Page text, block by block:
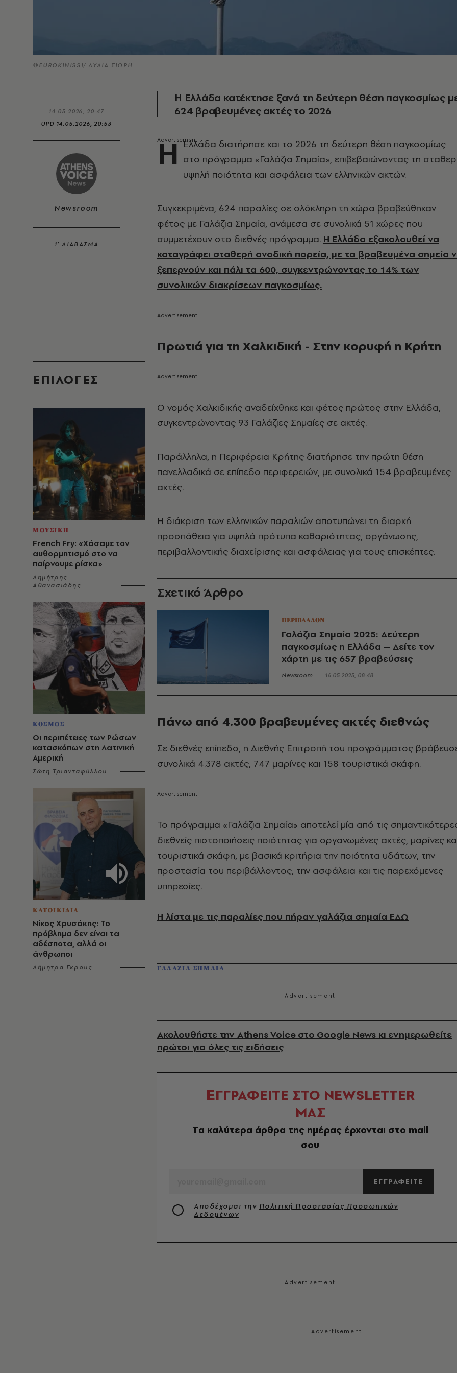
©EUROKINISSI/ ΛΥΔΙΑ ΣΙΩΡΗ
14.05.2026, 20:47
UPD 14.05.2026, 20:53
Newsroom
1’ ΔΙΑΒΑΣΜΑ
EΠΙΛΟΓΈΣ
ΜΟΥΣΙΚΗ
French Fry: «Χάσαμε τον
αυθορμητισμό στο να
παίρνουμε ρίσκα»
Δημήτρης
Αθανασιάδης
ΚΟΣΜΟΣ
Οι περιπέτειες των Ρώσων
κατασκόπων στη Λατινική
Αμερική
Σώτη Τριανταφύλλου
ΚΑΤΟΙΚΙΔΙΑ
Νίκος Χρυσάκης: Το
πρόβλημα δεν είναι τα
αδέσποτα, αλλά οι
άνθρωποι
Δήμητρα Γκρους
Η Ελλάδα κατέκτησε ξανά τη δεύτερη θέση παγκοσμίως
624 βραβευμένες ακτές το 2026
Η Ελλάδα διατήρησε και το 2026 τη δεύτερη θέση παγκοσμίως
στο πρόγραμμα «Γαλάζια Σημαία», επιβεβαιώνοντας τη
υψηλή ποιότητα και ασφάλεια των ελληνικών ακτών.
Συγκεκριμένα, 624 παραλίες σε ολόκληρη τη χώρα βραβεύθηκαν
φέτος με Γαλάζια Σημαία, ανάμεσα σε συνολικά 51 χώρες που
συμμετέχουν στο διεθνές πρόγραμμα. Η Ελλάδα εξακολουθεί να
καταγράφει σταθερή ανοδική πορεία, με τα βραβευμένα σημεία
ξεπερνούν και πάλι τα 600, συγκεντρώνοντας το 14% των
συνολικών διακρίσεων παγκοσμίως.
Πρωτιά για τη Χαλκιδική - Στην κορυφή η Κρήτη
Ο νομός Χαλκιδικής αναδείχθηκε και φέτος πρώτος στην Ελλάδα,
συγκεντρώνοντας 93 Γαλάζιες Σημαίες σε ακτές.
Παράλληλα, η Περιφέρεια Κρήτης διατήρησε την πρώτη θέση
πανελλαδικά σε επίπεδο περιφερειών, με συνολικά 154 βραβευμένες
ακτές.
Η διάκριση των ελληνικών παραλιών αποτυπώνει τη διαρκή
προσπάθεια για υψηλά πρότυπα καθαριότητας, οργάνωσης,
περιβαλλοντικής διαχείρισης και ασφάλειας για τους επισκέπτες.
Σχετικό Άρθρο
ΠΕΡΙΒΑΛΛΟΝ
Γαλάζια Σημαία 2025: Δεύτερη
παγκοσμίως η Ελλάδα – Δείτε τον
χάρτη με τις 657 βραβεύσεις
Newsroom 16.05.2025, 08:48
Πάνω από 4.300 βραβευμένες ακτές διεθνώς
Σε διεθνές επίπεδο, η Διεθνής Επιτροπή του προγράμματος
συνολικά 4.378 ακτές, 747 μαρίνες και 158 τουριστικά σκάφη.
Το πρόγραμμα «Γαλάζια Σημαία» αποτελεί μία από τις
διεθνείς πιστοποιήσεις ποιότητας για οργανωμένες ακτές, μαρίνες
τουριστικά σκάφη, με βασικά κριτήρια την ποιότητα υδάτων, την
προστασία του περιβάλλοντος, την ασφάλεια και τις παρεχόμενες
υπηρεσίες.
Η λίστα με τις παραλίες που πήραν γαλάζια σημαία ΕΔΩ
ΓΑΛΑΖΙΑ ΣΗΜΑΙΑ
Ακολουθήστε την Athens Voice στο Google News κι ενημερωθείτε
πρώτοι για όλες τις ειδήσεις
ΕΓΓΡΑΦΕΙΤΕ ΣΤΟ NEWSLETTER
ΜΑΣ
Tα καλύτερα άρθρα της ημέρας έρχονται στο mail
σου
ΕΓΓΡΑΦΕΙΤΕ
Αποδέχομαι την Πολιτική Προστασίας Προσωπικών
Δεδομένων